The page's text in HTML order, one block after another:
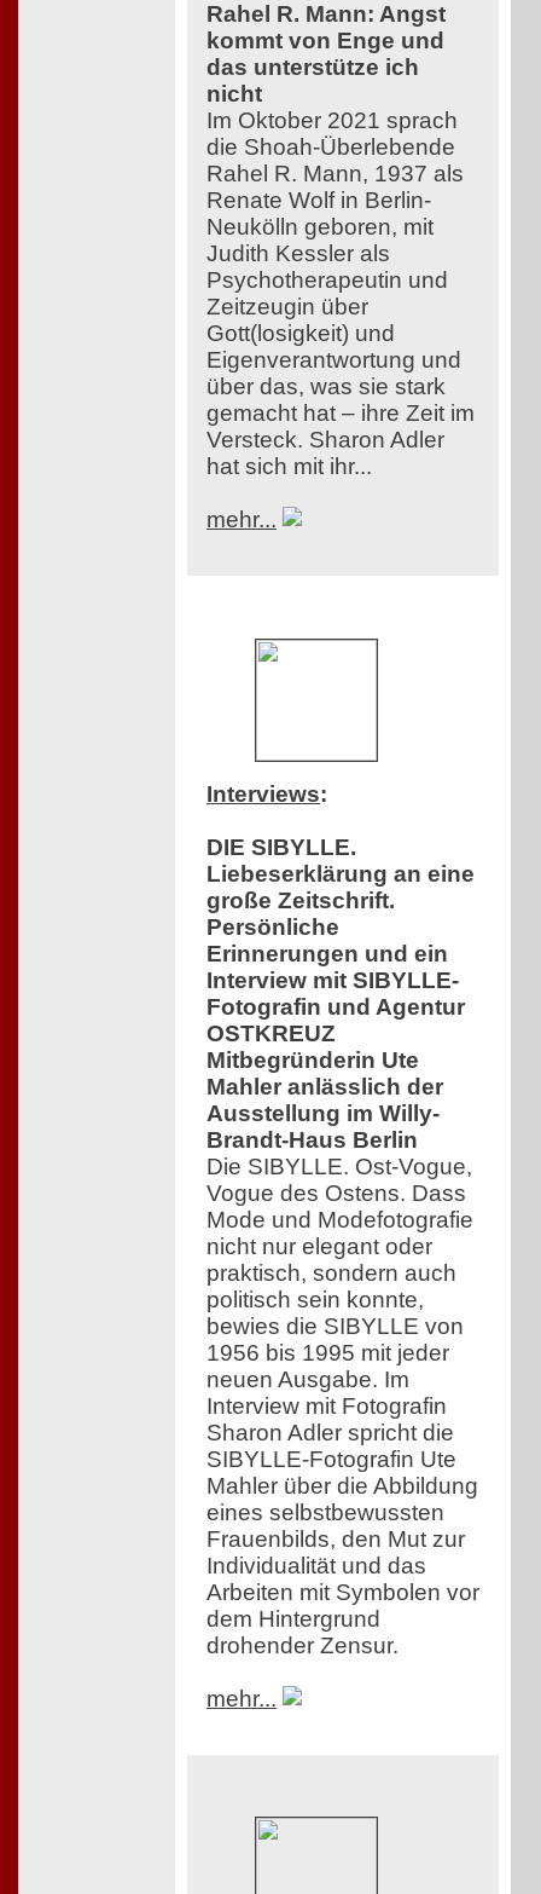
Rahel R. Mann: Angst
kommt von Enge und
das unterstütze ich
nicht
Im Oktober 2021 sprach
die Shoah-Überlebende
Rahel R. Mann, 1937 als
Renate Wolf in Berlin-
Neukölln geboren, mit
Judith Kessler als
Psychotherapeutin und
Zeitzeugin über
Gott(losigkeit) und
Eigenverantwortung und
über das, was sie stark
gemacht hat – ihre Zeit im
Versteck. Sharon Adler
hat sich mit ihr...
mehr...
Interviews:
DIE SIBYLLE.
Liebeserklärung an eine
große Zeitschrift.
Persönliche
Erinnerungen und ein
Interview mit SIBYLLE-
Fotografin und Agentur
OSTKREUZ
Mitbegründerin Ute
Mahler anlässlich der
Ausstellung im Willy-
Brandt-Haus Berlin
Die SIBYLLE. Ost-Vogue,
Vogue des Ostens. Dass
Mode und Modefotografie
nicht nur elegant oder
praktisch, sondern auch
politisch sein konnte,
bewies die SIBYLLE von
1956 bis 1995 mit jeder
neuen Ausgabe. Im
Interview mit Fotografin
Sharon Adler spricht die
SIBYLLE-Fotografin Ute
Mahler über die Abbildung
eines selbstbewussten
Frauenbilds, den Mut zur
Individualität und das
Arbeiten mit Symbolen vor
dem Hintergrund
drohender Zensur.
mehr...